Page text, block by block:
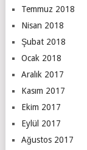
Temmuz 2018
Nisan 2018
Şubat 2018
Ocak 2018
Aralık 2017
Kasım 2017
Ekim 2017
Eylül 2017
Ağustos 2017